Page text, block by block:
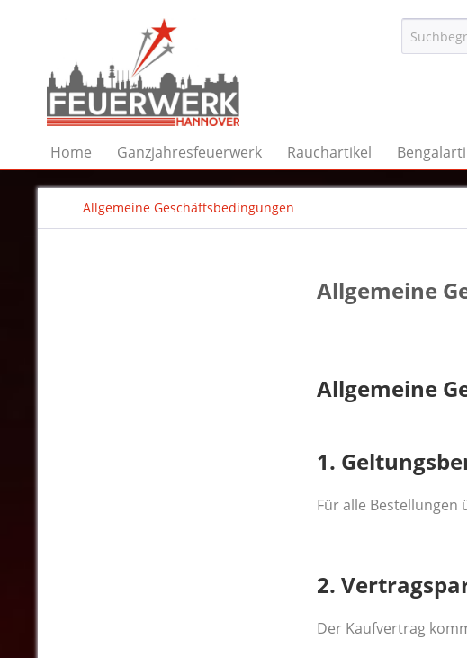
Home Ganzjahresfeuerwerk Rauchartikel
Allgemeine Geschäftsbedingungen
Allgemeine
Allgemeine
1.
Für alle Bestellungen
2.
Der Kaufvertrag